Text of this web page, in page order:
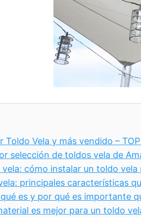
Toldo Vela y más vendido –
selección de toldos vela de
vela: cómo instalar un toldo vela
principales características
qué es y por qué es importante
es mejor para un toldo